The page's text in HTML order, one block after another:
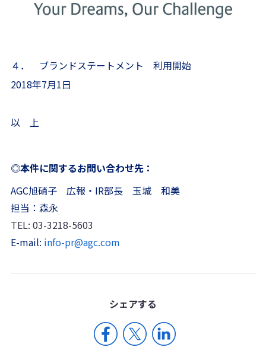
４． ブランドステートメント 利用開始
2018年7月1日
以 上
◎本件に関するお問い合わせ先：
AGC旭硝子 広報・IR部長 玉城 和美
担当：森永
TEL: 03-3218-5603
E-mail: info-pr@agc.com
シェアする